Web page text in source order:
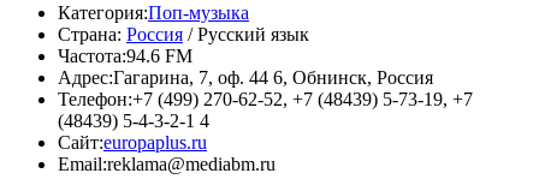
Категория:Поп-музыка
Страна: Россия / Русский язык
Частота:94.6 FM
Адрес:Гагарина, 7, оф. 44 6, Обнинск, Россия
Телефон:+7 (499) 270-62-52, +7 (48439) 5-73-19, +7
(48439) 5-4-3-2-1 4
Сайт:europaplus.ru
Email:reklama@mediabm.ru